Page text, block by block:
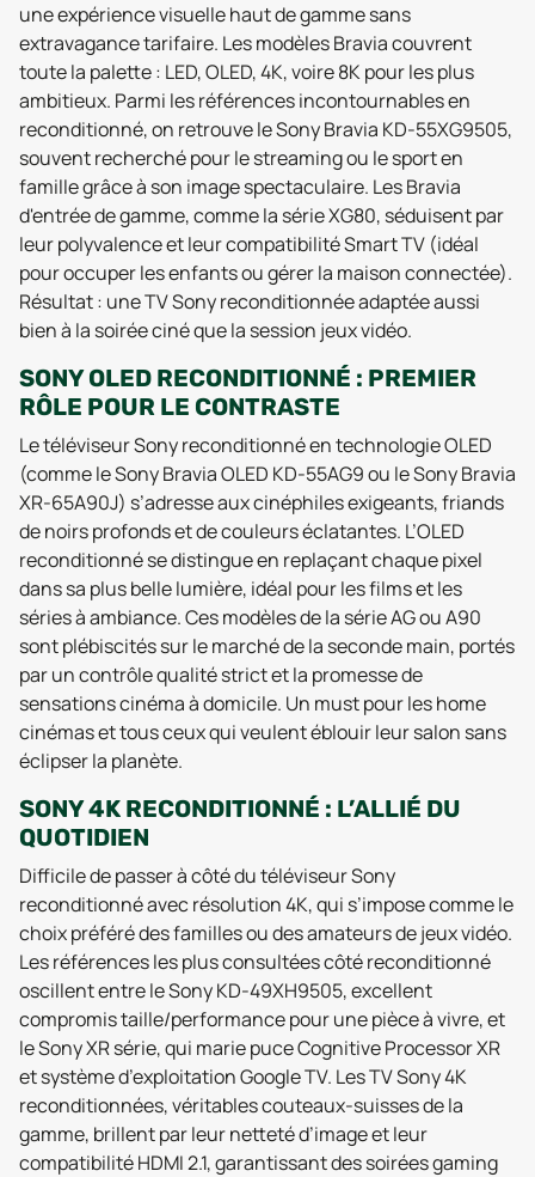
une expérience visuelle haut de gamme sans
extravagance tarifaire. Les modèles Bravia couvrent
toute la palette : LED, OLED, 4K, voire 8K pour les plus
ambitieux. Parmi les références incontournables en
reconditionné, on retrouve le Sony Bravia KD-55XG9505,
souvent recherché pour le streaming ou le sport en
famille grâce à son image spectaculaire. Les Bravia
d'entrée de gamme, comme la série XG80, séduisent par
leur polyvalence et leur compatibilité Smart TV (idéal
pour occuper les enfants ou gérer la maison connectée).
Résultat : une TV Sony reconditionnée adaptée aussi
bien à la soirée ciné que la session jeux vidéo.
SONY OLED RECONDITIONNÉ : PREMIER
RÔLE POUR LE CONTRASTE
Le téléviseur Sony reconditionné en technologie OLED
(comme le Sony Bravia OLED KD-55AG9 ou le Sony Bravia
XR-65A90J) s’adresse aux cinéphiles exigeants, friands
de noirs profonds et de couleurs éclatantes. L’OLED
reconditionné se distingue en replaçant chaque pixel
dans sa plus belle lumière, idéal pour les films et les
séries à ambiance. Ces modèles de la série AG ou A90
sont plébiscités sur le marché de la seconde main, portés
par un contrôle qualité strict et la promesse de
sensations cinéma à domicile. Un must pour les home
cinémas et tous ceux qui veulent éblouir leur salon sans
éclipser la planète.
SONY 4K RECONDITIONNÉ : L’ALLIÉ DU
QUOTIDIEN
Difficile de passer à côté du téléviseur Sony
reconditionné avec résolution 4K, qui s’impose comme le
choix préféré des familles ou des amateurs de jeux vidéo.
Les références les plus consultées côté reconditionné
oscillent entre le Sony KD-49XH9505, excellent
compromis taille/performance pour une pièce à vivre, et
le Sony XR série, qui marie puce Cognitive Processor XR
et système d’exploitation Google TV. Les TV Sony 4K
reconditionnées, véritables couteaux-suisses de la
gamme, brillent par leur netteté d’image et leur
compatibilité HDMI 2.1, garantissant des soirées gaming